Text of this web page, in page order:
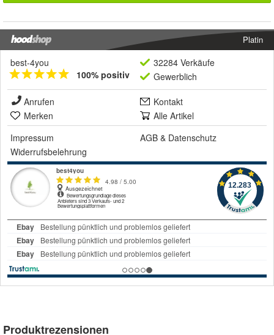
Platin
best-4you
100% positiv
32284 Verkäufe
Gewerblich
Anrufen
Kontakt
Merken
Alle Artikel
Impressum
AGB & Datenschutz
Widerrufsbelehrung
Produktrezensionen